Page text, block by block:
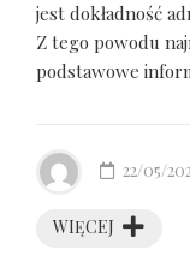
jest dokładność
Z tego powodu
podstawowe
WIĘCEJ
22/05/